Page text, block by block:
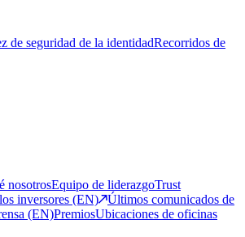
de seguridad de la identidadRecorridos de
nosotrosEquipo de liderazgoTrust
inversores (EN)
Últimos comunicados de
(EN)PremiosUbicaciones de oficinas